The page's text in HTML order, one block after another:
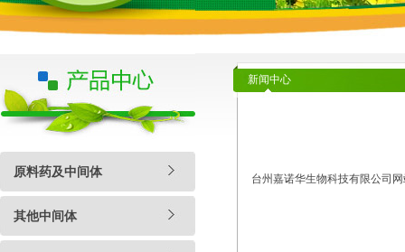
原料药及中间体
其他中间体
新闻中心
台州嘉诺华生物科技有限公司